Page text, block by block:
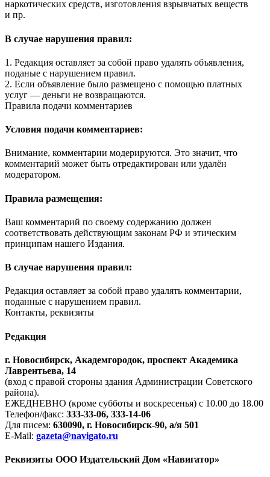
наркотических средств, изготовления взрывчатых веществ
и пр.
В случае нарушения правил:
1. Редакция оставляет за собой право удалять объявления,
поданые с нарушением правил.
2. Если объявление было размещено с помощью платных
услуг — деньги не возвращаются.
Правила подачи комментариев
Условия подачи комментариев:
Внимание, комментарии модерируются. Это значит, что
комментарий может быть отредактирован или удалён
модератором.
Правила размещения:
Ваш комментарий по своему содержанию должен
соответствовать действующим законам РФ и этическим
принципам нашего Издания.
В случае нарушения правил:
Редакция оставляет за собой право удалять комментарии,
поданные с нарушением правил.
Контакты, реквизиты
Редакция
г. Новосибирск, Академгородок, проспект Академика
Лаврентьева, 14
(вход с правой стороны здания Администрации Советского
района).
ЕЖЕДНЕВНО (кроме субботы и воскресенья) с 10.00 до 18.00
Телефон/факс: 333-33-06, 333-14-06
Для писем: 630090, г. Новосибирск-90, а/я 501
E-Mail: gazeta@navigato.ru
Реквизиты ООО Издательский Дом «Навигатор»